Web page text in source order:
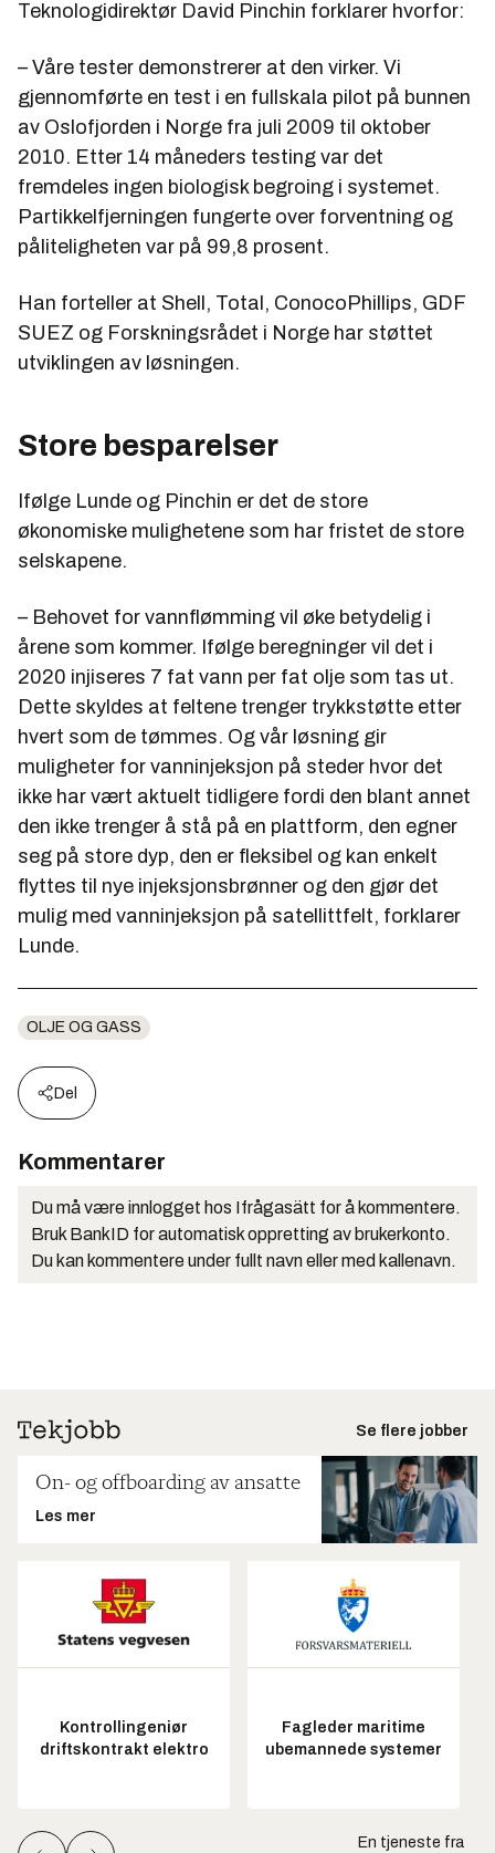
Teknologidirektør David Pinchin forklarer hvorfor:
– Våre tester demonstrerer at den virker. Vi
gjennomførte en test i en fullskala pilot på bunnen
av Oslofjorden i Norge fra juli 2009 til oktober
2010. Etter 14 måneders testing var det
fremdeles ingen biologisk begroing i systemet.
Partikkelfjerningen fungerte over forventning og
påliteligheten var på 99,8 prosent.
Han forteller at Shell, Total, ConocoPhillips, GDF
SUEZ og Forskningsrådet i Norge har støttet
utviklingen av løsningen.
Store besparelser
Ifølge Lunde og Pinchin er det de store
økonomiske mulighetene som har fristet de store
selskapene.
– Behovet for vannflømming vil øke betydelig i
årene som kommer. Ifølge beregninger vil det i
2020 injiseres 7 fat vann per fat olje som tas ut.
Dette skyldes at feltene trenger trykkstøtte etter
hvert som de tømmes. Og vår løsning gir
muligheter for vanninjeksjon på steder hvor det
ikke har vært aktuelt tidligere fordi den blant annet
den ikke trenger å stå på en plattform, den egner
seg på store dyp, den er fleksibel og kan enkelt
flyttes til nye injeksjonsbrønner og den gjør det
mulig med vanninjeksjon på satellittfelt, forklarer
Lunde.
OLJE OG GASS
Del
Kommentarer
Du må være innlogget hos Ifrågasätt for å kommentere.
Bruk BankID for automatisk oppretting av brukerkonto.
Du kan kommentere under fullt navn eller med kallenavn.
Se flere jobber
On- og offboarding av ansatte
Les mer
Kontrollingeniør
driftskontrakt elektro
Fagleder maritime
ubemannede systemer
En tjeneste fra